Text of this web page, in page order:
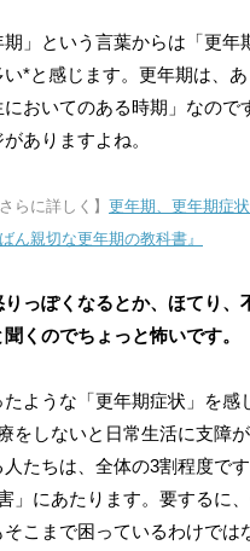
」という言葉からは「更年
*と感じます。更年期は、
おいてのある時期」なので
ありますよね。
らに詳しく】 更年期、更年期症
ん親切な更年期の教科書』
っぽくなるとか、ほてり
くのでちょっと怖いです。
ような「更年期症状」を感
をしないと日常生活に支障
たちは、全体の3割程度で
」にあたります。要するに
こまで困っているわけでは